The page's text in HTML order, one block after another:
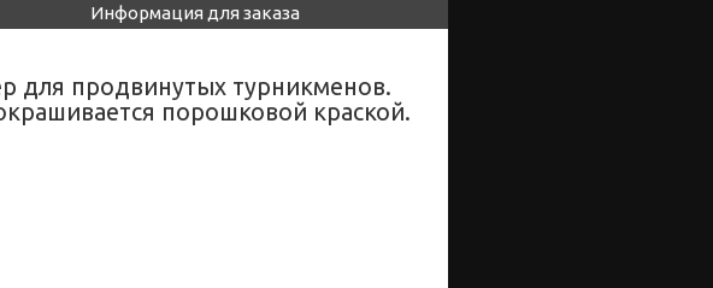
Информация для заказа
для продвинутых турникменов.
порошковой краской.